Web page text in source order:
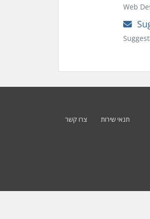
Web
צרו קשר תנאי שירות